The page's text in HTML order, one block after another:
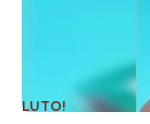
LUTO!